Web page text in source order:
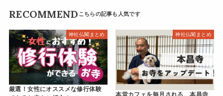
RECOMMEND
神社仏閣まとめ
厳選！女性にオススメな修行体験
神社仏閣まとめ